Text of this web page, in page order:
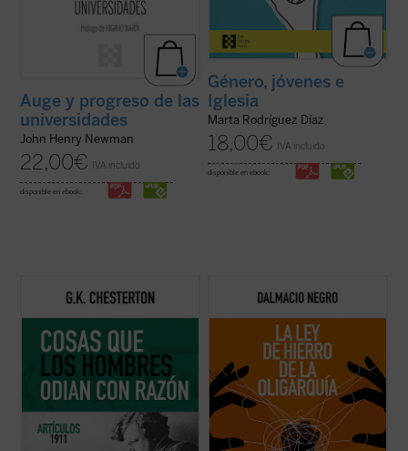
Auge y progreso de las
universidades
John Henry Newman
22,00€ IVA incluido
disponible en ebook:
Género, jóvenes e
Iglesia
Marta Rodríguez Díaz
18,00€ IVA incluido
disponible en ebook:
Coincidiendo ahora con el 150 aniversario
del nacimiento de su autor, este sexto
sufragistas, la prensa, otros temas
habituales y nombres tan representativos
(ver ficha)
Este ensayo, en el que se combina un
interesante recorrido de la historia de la
interpretación de la realidad actual, nos
ayuda a recuperar un modo realista de ver
el fenómeno político, muy pegado a los
hechos ...
(ver ficha)